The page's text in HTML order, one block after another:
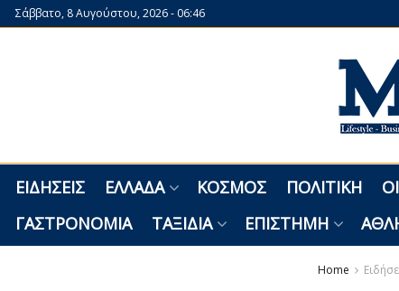
Σάββατο, 8 Αυγούστου, 2026 - 06:46
ΕΙΔΉΣΕΙΣ ΕΛΛΆΔΑ ΚΌΣΜΟΣ ΠΟΛΙΤΙΚΉ
ΓΑΣΤΡΟΝΟΜΊΑ
ΤΑΞΊΔΙΑ ΕΠΙΣΤΉΜΗ
Home